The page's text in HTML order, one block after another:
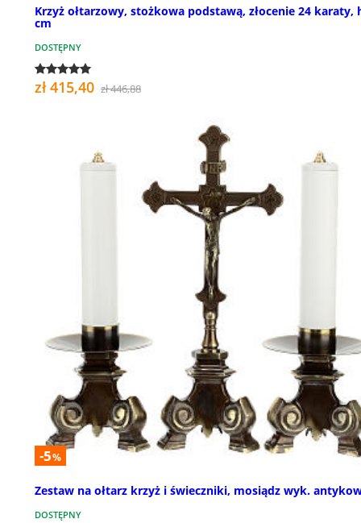
Krzyż ołtarzowy, stożkowa podstawą, złocenie 24 karaty,
cm
DOSTĘPNY
zł 415,40 zł 446,88
-5%
Zestaw na ołtarz krzyż i świeczniki, mosiądz wyk.
DOSTĘPNY